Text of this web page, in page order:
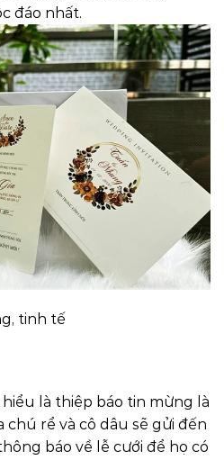
đáo nhất.
tinh tế
là thiệp báo tin mừng là
rể và cô dâu sẽ gửi đến
báo về lễ cưới để họ có